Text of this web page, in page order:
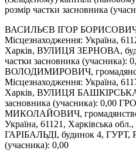
розмір частки засновника
ВАСИЛЬЄВ ІГОР БОРИСОВИЧ,
Місцезнаходження: Україна,
Харків, ВУЛИЦЯ ЗЕРНОВА,
частки засновника
ВОЛОДИМИРОВИЧ,
Місцезнаходження: Україна,
Харків, ВУЛИЦЯ БАШКІРСЬКА,
засновника (учасника): 0,00
МИКОЛАЙОВИЧ, громадянство:
Україна, 61121, Харківська
ГАРІБАЛЬДІ, будинок 4, ГУРТ,
(учасника): 0,00